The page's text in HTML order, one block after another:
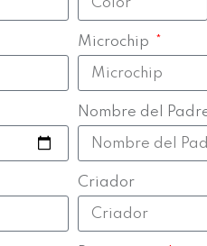
Microchip
Nombre del
Criador